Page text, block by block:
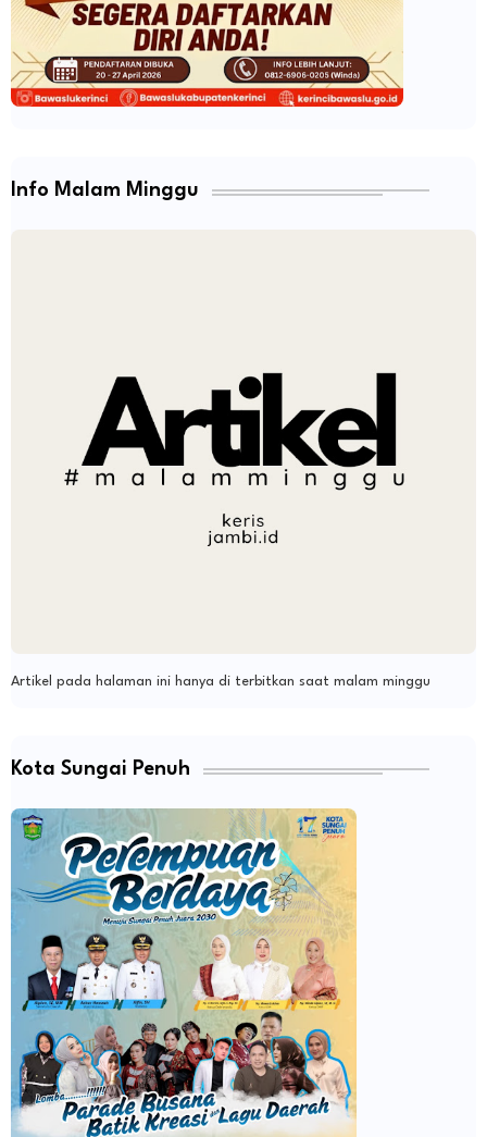
Info Malam Minggu
Artikel pada halaman ini hanya di terbitkan saat malam minggu
Kota Sungai Penuh